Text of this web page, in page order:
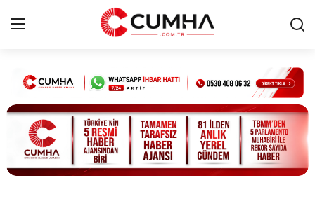
Kurumsal
Cumhurbaşkanlığı
Bakanlıklar